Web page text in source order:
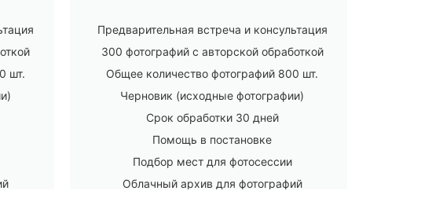
шт.
Предварительная встреча и консультация
300 фотографий с авторской обработкой
Общее количество фотографий 800 шт.
Черновик (исходные фотографии)
Срок обработки 30 дней
Помощь в постановке
Подбор мест для фотосессии
Облачный архив для фотографий